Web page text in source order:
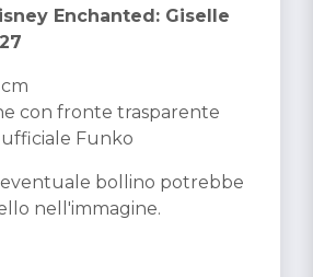
Enchanted: Giselle
con fronte trasparente
Funko
eventuale bollino potrebbe
nell'immagine.